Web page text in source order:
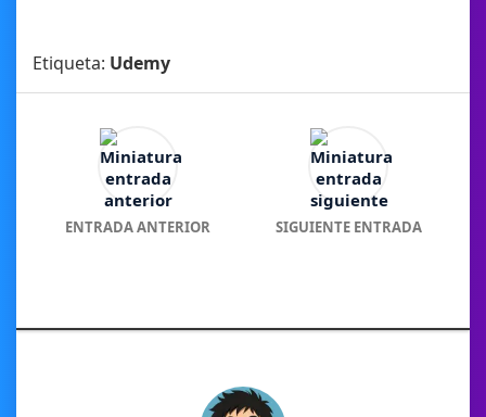
Etiqueta: Udemy
ENTRADA ANTERIOR SIGUIENTE ENTRADA